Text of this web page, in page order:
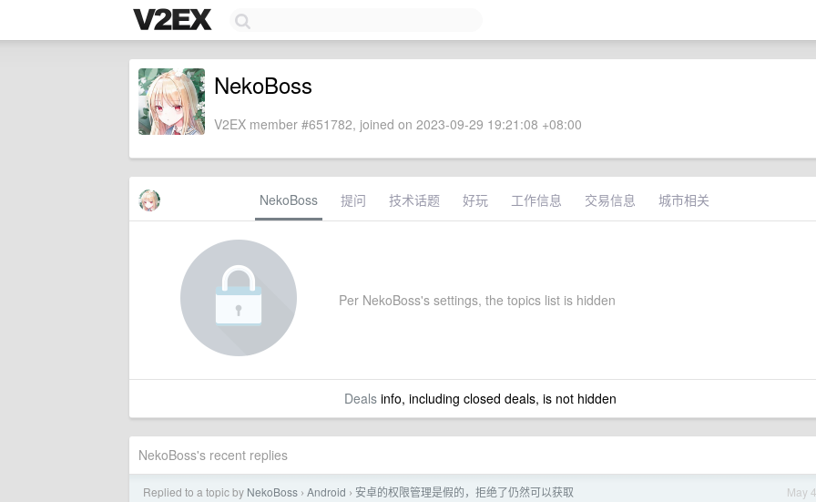
NekoBoss
V2EX member #651782, joined on 2023-09-29 19:21:08 +08:00
NekoBoss 提问 技术话题 好玩 工作信息 交易信息 城市相关
Per NekoBoss's settings, the topics list is hidden
Dealsinfo, including closed deals, is not hidden
NekoBoss's recent replies
May 4
Replied to a topic by NekoBoss › Android › 安卓的权限管理是假的，拒绝了仍然可以获取